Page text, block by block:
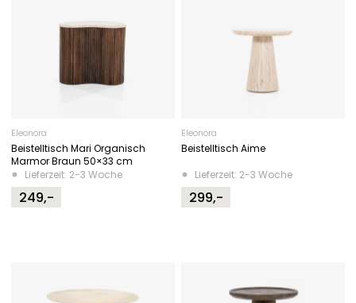
Eleonora
Beistelltisch Mari Organisch
Marmor Braun 50×33 cm
Lieferzeit: 2-3 Woche
249,-
Eleonora
Beistelltisch Aime
Lieferzeit: 2-3 Woche
299,-